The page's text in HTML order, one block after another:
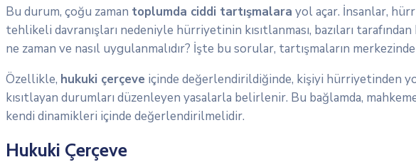
Bu durum, çoğu zaman toplumda ciddi tartışmalara yol açar. İnsanlar,
tehlikeli davranışları nedeniyle hürriyetinin kısıtlanması, bazıları
ne zaman ve nasıl uygulanmalıdır? İşte bu sorular, tartışmaların
Özellikle, hukuki çerçeve içinde değerlendirildiğinde, kişiyi hürriyetinden
kısıtlayan durumları düzenleyen yasalarla belirlenir. Bu bağlamda,
kendi dinamikleri içinde değerlendirilmelidir.
Hukuki Çerçeve